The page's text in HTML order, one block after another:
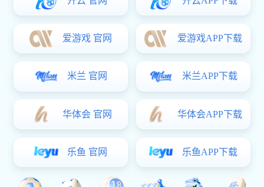
富制造经验的专业队伍，产品质量上乘，性能优越，供货及时，适合
规格及性能的产品。
公司自涉足标准件行业以来，以优良的服务，高质量低价位
的商品深受广大客商的青睐。为保证每一颗自主品牌螺丝的品质，公
司按照“质量求生存、管理求效益、和谐发展”的经营理念，以及装备
先进的专业紧固件品质检测仪器，实现从原材料采购到成品出货的全
程管控。公司通过ISO9001质量管理体系认证，并在筹备TS16949质量
体系认证。
训、内部竞岗、优胜劣汰的竞争机制，不断积累紧固件生产经营管理
经验，并不断加以创新生产技术，每一位中标人将致力于为世界各地
的客户提供优良的产品和完美的服务而努力奋斗。